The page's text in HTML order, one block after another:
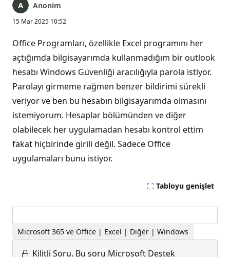
Anonim
15 Mar 2025 10:52
Office Programları, özellikle Excel programını her
açtığımda bilgisayarımda kullanmadığım bir outlook
hesabı Windows Güvenliği aracılığıyla parola istiyor.
Parolayı girmeme rağmen benzer bildirimi sürekli
veriyor ve ben bu hesabın bilgisayarımda olmasını
istemiyorum. Hesaplar bölümünden ve diğer
olabilecek her uygulamadan hesabı kontrol ettim
fakat hiçbirinde girili değil. Sadece Office
uygulamaları bunu istiyor.
Tabloyu genişlet
Microsoft 365 ve Office | Excel | Diğer | Windows
Kilitli Soru. Bu soru Microsoft Destek